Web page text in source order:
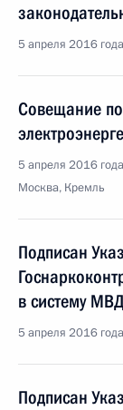
5 апреля 2016
Совещание
5 апреля 2016
Москва, Кремль
Подписан
в систему
5 апреля 2016
Подписан